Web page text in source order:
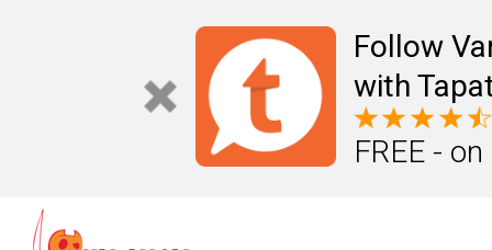
Follow
with
FREE -